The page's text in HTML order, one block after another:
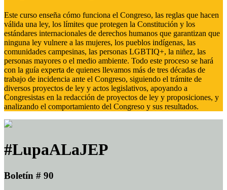
Este curso enseña cómo funciona el Congreso, las reglas que hacen
válida una ley, los límites que protegen la Constitución y los
estándares internacionales de derechos humanos que garantizan que
ninguna ley vulnere a las mujeres, los pueblos indígenas, las
comunidades campesinas, las personas LGBTIQ+, la niñez, las
personas mayores o el medio ambiente. Todo este proceso se hará
con la guía experta de quienes llevamos más de tres décadas de
trabajo de incidencia ante el Congreso, siguiendo el trámite de
diversos proyectos de ley y actos legislativos, apoyando a
Congresistas en la redacción de proyectos de ley y proposiciones, y
analizando el comportamiento del Congreso y sus resultados.
#LupaALaJEP
Boletín # 90